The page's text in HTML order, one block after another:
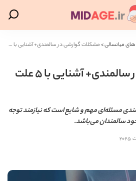
های میانسالی>مشکلات گوارشی در سالمندی+ آشنایی با 5 علت مهم
مشکلات گوارشی در سالمندی+ آشنایی با 5 علت
مسئله‌ای مهم و شایع است که نیازمند توجه
سالمندان می‌باشد.